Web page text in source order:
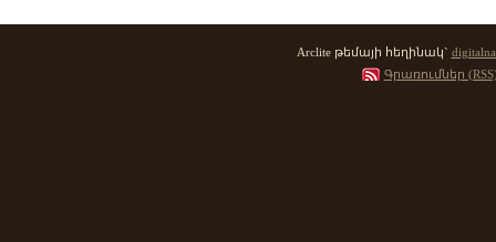
Arclite թեմայի հեղինակ`
Գրառումներ